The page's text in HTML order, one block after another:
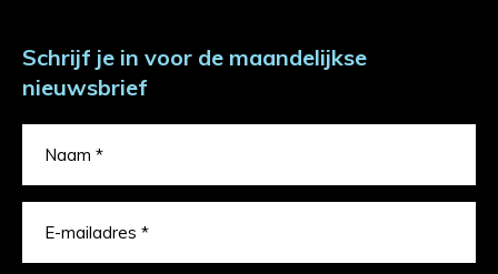
Schrijf je in voor de maandelijkse
nieuwsbrief